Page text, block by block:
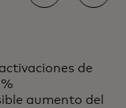
para
de
aumento del